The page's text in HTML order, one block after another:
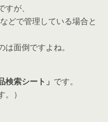
が、
どで管理している場合と
面倒ですよね。
検索シート」 です。
）